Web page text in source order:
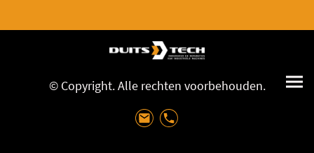
© Copyright. Alle rechten voorbehouden.